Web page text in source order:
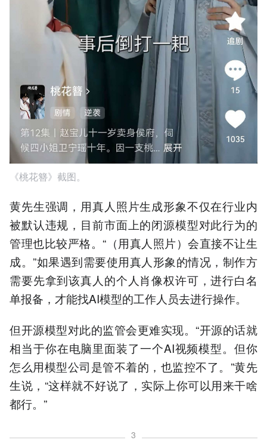
《桃花簪》截图。
黄先生强调，用真人照片生成形象不仅在行业内
被默认违规，目前市面上的闭源模型对此行为的
管理也比较严格。“（用真人照片）会直接不让生
成。”如果遇到需要使用真人形象的情况，制作方
需要先拿到该真人的个人肖像权许可，进行白名
单报备，才能找AI模型的工作人员去进行操作。
但开源模型对此的监管会更难实现。“开源的话就
相当于你在电脑里面装了一个AI视频模型。但你
怎么用模型公司是管不着的，也监控不了。”黄先
生说，“这样就不好说了，实际上你可以用来干啥
都行。”
3